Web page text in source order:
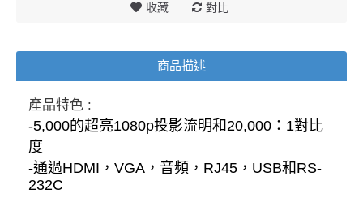
收藏 對比
商品描述
產品特色 :
-5,000的超亮1080p投影流明和20,000：1對比
度
-通過HDMI，VGA，音頻，RJ45，USB和RS-
232C